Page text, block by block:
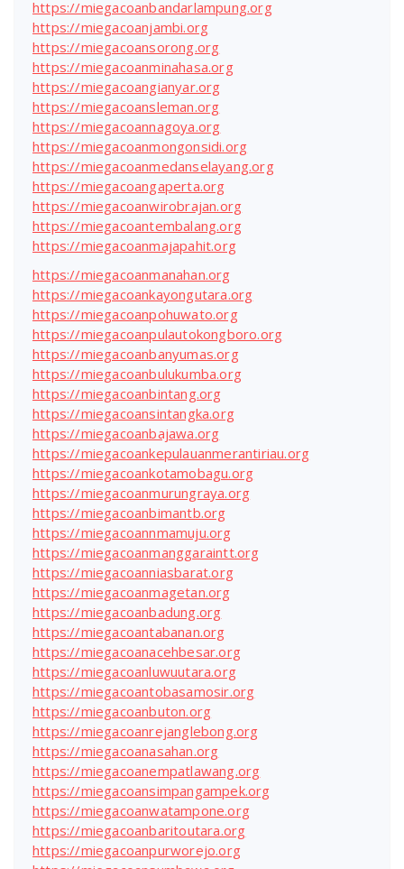
https://miegacoanbandarlampung.org
https://miegacoanjambi.org
https://miegacoansorong.org
https://miegacoanminahasa.org
https://miegacoangianyar.org
https://miegacoansleman.org
https://miegacoannagoya.org
https://miegacoanmongonsidi.org
https://miegacoanmedanselayang.org
https://miegacoangaperta.org
https://miegacoanwirobrajan.org
https://miegacoantembalang.org
https://miegacoanmajapahit.org
https://miegacoanmanahan.org
https://miegacoankayongutara.org
https://miegacoanpohuwato.org
https://miegacoanpulautokongboro.org
https://miegacoanbanyumas.org
https://miegacoanbulukumba.org
https://miegacoanbintang.org
https://miegacoansintangka.org
https://miegacoanbajawa.org
https://miegacoankepulauanmerantiriau.org
https://miegacoankotamobagu.org
https://miegacoanmurungraya.org
https://miegacoanbimantb.org
https://miegacoannmamuju.org
https://miegacoanmanggaraintt.org
https://miegacoanniasbarat.org
https://miegacoanmagetan.org
https://miegacoanbadung.org
https://miegacoantabanan.org
https://miegacoanacehbesar.org
https://miegacoanluwuutara.org
https://miegacoantobasamosir.org
https://miegacoanbuton.org
https://miegacoanrejanglebong.org
https://miegacoanasahan.org
https://miegacoanempatlawang.org
https://miegacoansimpangampek.org
https://miegacoanwatampone.org
https://miegacoanbaritoutara.org
https://miegacoanpurworejo.org